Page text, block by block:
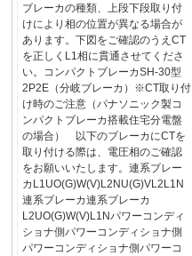
ブレーカの種類、上段下段取り付
けにより相の位置が異なる場合が
あります。下図をご確認のうえCT
を正しくL1相に貫通させてくださ
い。コンパクトブレーカSH-30型
2P2E（分岐ブレーカ）※CT取り付
け時のご注意（パナソニック製コ
ンパクトブレーカ搭載住宅分電盤
の場合） 以下のブレーカにCTを
取り付ける際は、電圧相のご確認
をお願いいたします。連系ブレー
カL1UO(G)W(V)L2NU(G)VL2L1N
連系ブレーカ連系ブレーカ
L2UO(G)W(V)L1Nパワーコンディ
ショナ側パワーコンディショナ側
パワーコンディショナ側パワーコ